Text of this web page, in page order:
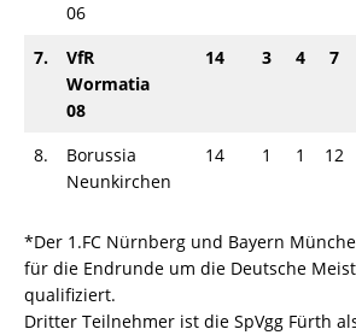
06
7.
VfR
Wormatia
08
14 3 4 7
8.
Borussia
Neunkirchen
14 1 1 12
*Der 1.FC Nürnberg und Bayern
für die Endrunde um die Deutsche
qualifiziert.
Dritter Teilnehmer ist die SpVgg Fürth